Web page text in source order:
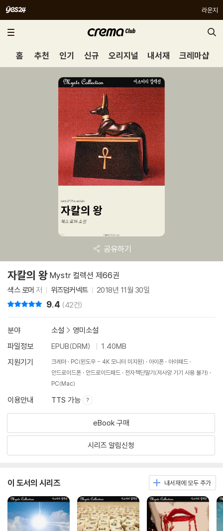
라운지
홈 추천 인기 신규 오리지널 내서재 크레마샵
공유하기
자칼의 왕 Mystr 컬렉션 제66권
색스 로머 저 위즈덤커넥트 2018년 11월 30일
9.4 (42건)
분야 소설 > 영미소설
파일정보
EPUB(DRM)
1.40MB
지원기기
크레마 PC(윈도우 - 4K 모니터 미지원) 아이폰
아이패드
안드로이드폰
안드로이드패드
전자책단말기(저사양 기기 사용 불가)
PC(Mac)
이용안내 TTS 가능
eBook 구매
시리즈 알림신청
이 도서의 시리즈 내서재에 모두 추가